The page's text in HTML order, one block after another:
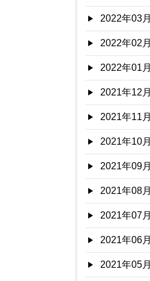
2022年03月
2022年02月
2022年01月
2021年12月
2021年11月
2021年10月
2021年09月
2021年08月
2021年07月
2021年06月
2021年05月